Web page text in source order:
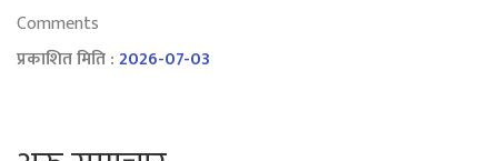
Comments
प्रकाशित मिति :2026-07-03